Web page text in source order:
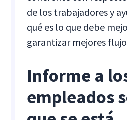
de los trabajadores y
qué es lo que debe
garantizar mejores
Informe a
empleados